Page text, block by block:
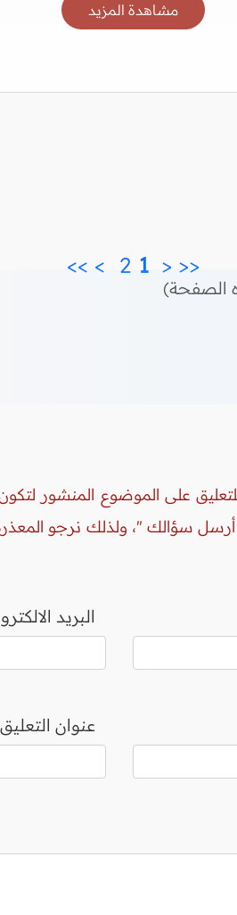
مشاهدة المزيد
<<
<
2
>
>>
الصفحة)
على الموضوع المنشور
أرسل سؤالك "، ولذلك نرجو
البريد
عنوان التعليق